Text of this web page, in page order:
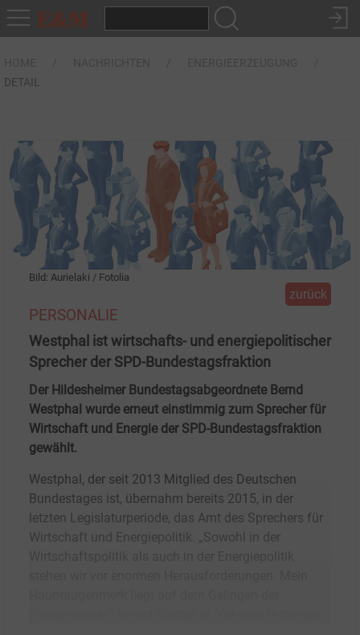
DETAIL
Bild: Aurielaki / Fotolia
zurück
PERSONALIE
Westphal ist wirtschafts- und energiepolitischer
Sprecher der SPD-Bundestagsfraktion
Der Hildesheimer Bundestagsabgeordnete Bernd
Westphal wurde erneut einstimmig zum Sprecher für
Wirtschaft und Energie der SPD-Bundestagsfraktion
gewählt.
Westphal, der seit 2013 Mitglied des Deutschen
Bundestages ist, übernahm bereits 2015, in der
letzten Legislaturperiode, das Amt des Sprechers für
Wirtschaft und Energiepolitik. „Sowohl in der